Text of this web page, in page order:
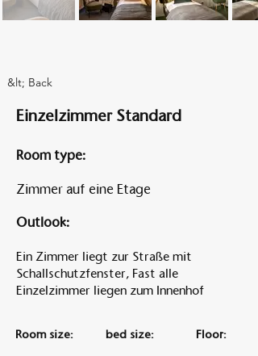
&lt; Back
Einzelzimmer Standard
Room type:
Zimmer auf eine Etage
Outlook:
Ein Zimmer liegt zur Straße mit
Schallschutzfenster, Fast alle
Einzelzimmer liegen zum Innenhof
Room size: bed size: Floor: